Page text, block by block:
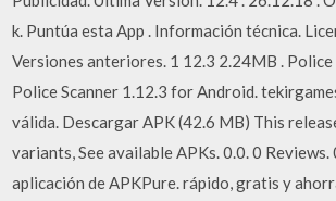
k. Puntúa esta App . Información técnica.
Versiones anteriores. 1 12.3 2.24MB . Police
Police Scanner 1.12.3 for Android.
válida. Descargar APK (42.6 MB) This
variants, See available APKs. 0.0. 0 Reviews.
aplicación de APKPure. rápido, gratis y